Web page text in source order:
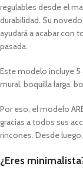
regulables desde el
durabilidad. Su
ayudará a acabar con
pasada.
Este modelo incluye 5
mural, boquilla larga,
Por eso, el modelo
gracias a todos sus
rincones. Desde
¿Eres